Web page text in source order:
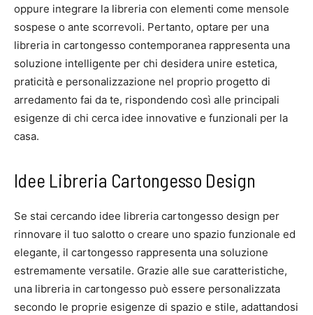
oppure integrare la libreria con elementi come mensole
sospese o ante scorrevoli. Pertanto, optare per una
libreria in cartongesso contemporanea rappresenta una
soluzione intelligente per chi desidera unire estetica,
praticità e personalizzazione nel proprio progetto di
arredamento fai da te, rispondendo così alle principali
esigenze di chi cerca idee innovative e funzionali per la
casa.
Idee Libreria Cartongesso Design
Se stai cercando idee libreria cartongesso design per
rinnovare il tuo salotto o creare uno spazio funzionale ed
elegante, il cartongesso rappresenta una soluzione
estremamente versatile. Grazie alle sue caratteristiche,
una libreria in cartongesso può essere personalizzata
secondo le proprie esigenze di spazio e stile, adattandosi